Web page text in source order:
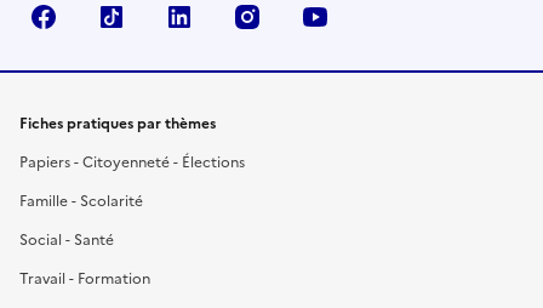
FacebookTikTok LinkedIn Instagram
Fiches pratiques par thèmes
Papiers - Citoyenneté - Élections
Famille - Scolarité
Social - Santé
Travail - Formation